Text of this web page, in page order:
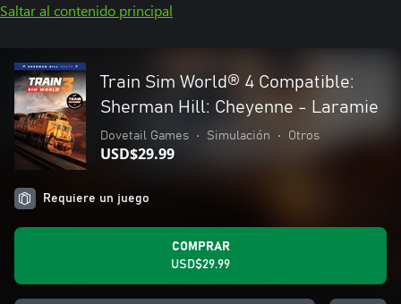
Saltar al contenido principal
Train Sim World® 4 Compatible:
Sherman Hill: Cheyenne - Laramie
Dovetail Games • Simulación • Otros
USD$29.99
Requiere un juego
COMPRAR
USD$29.99